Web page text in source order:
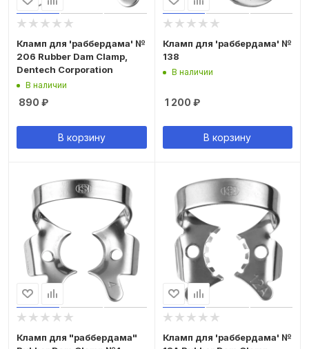
Кламп для 'раббердама' №
206 Rubber Dam Clamp,
Dentech Corporation
В наличии
890 ₽
В корзину
Кламп для 'раббердама' №
138
В наличии
1 200 ₽
В корзину
Кламп для "раббердама"
Кламп для 'раббердама' №